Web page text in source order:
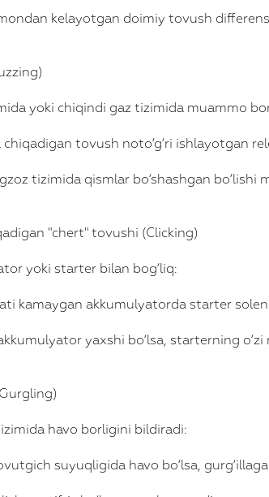
kelayotgan doimiy tovush
yoki chiqindi gaz tizimida muammo
chiqadigan tovush noto‘g‘ri ishlayotgan
tizimida qismlar bo‘shashgan bo‘lishi
"chert" tovushi (Clicking)
yoki starter bilan bog‘liq:
kamaygan akkumulyatorda starter
yaxshi bo‘lsa, starterning o‘zi
havo borligini bildiradi:
suyuqligida havo bo‘lsa,